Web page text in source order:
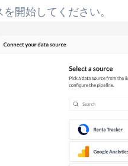
を開始してください。